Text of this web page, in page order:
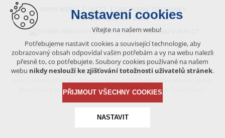
MAPA WEBU
ÚVOD
OBCHODNÍ PODMÍNKY
PORTÁL OBČANA
GIS
VYTVOŘENO V XART.CZ
Obsah tohoto portálu je chráněn autorským právem, které
vykonává vydavatel. Jakékoliv užití článků a fotografií z této podoby
písemného souhlasu vydavatele – BÍTEŠSKO.COM -ZAKÁZÁNO.
Nastavení cookies
Vítejte na našem webu!
Potřebujeme nastavit cookies a související technologie, aby
zobrazovaný obsah odpovídal vašim potřebám a vy na webu nalezli
přesně to, co potřebujete. Soubory cookies používané na našem
webu nikdy neslouží ke zjišťování totožnosti uživatelů stránek.
PŘIJMOUT VŠECHNY COOKIES
NASTAVIT